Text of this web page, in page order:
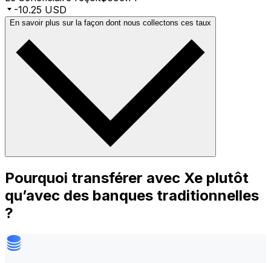
-10.25 USD
En savoir plus sur la façon dont nous collectons ces taux
Pourquoi transférer avec Xe plutôt
qu’avec des banques traditionnelles
?